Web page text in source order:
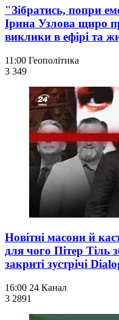
"Зібратись, попри
Ірина Узлова щиро
виклики в ефірі та
11:00 Геополітика
3 349
Новітні масони й
для чого Пітер Тіль
закриті зустрічі
16:00 24 Канал
3 2891